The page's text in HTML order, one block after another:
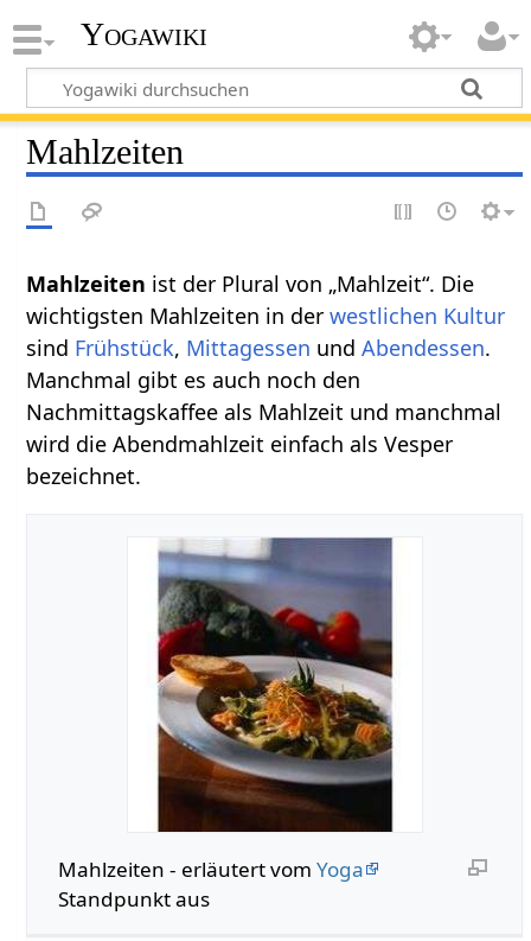
Yogawiki
Mahlzeiten
ist der Plural von „Mahlzeit“. Die
wichtigsten Mahlzeiten in derwestlichen Kultur
sind Frühstück, Mittagessen undAbendessen.
Manchmal gibt es auch noch den
Nachmittagskaffee als Mahlzeit und manchmal
wird die Abendmahlzeit einfach als Vesper
bezeichnet.
Mahlzeiten‏‎ - erläutert vom Yoga
Standpunkt aus